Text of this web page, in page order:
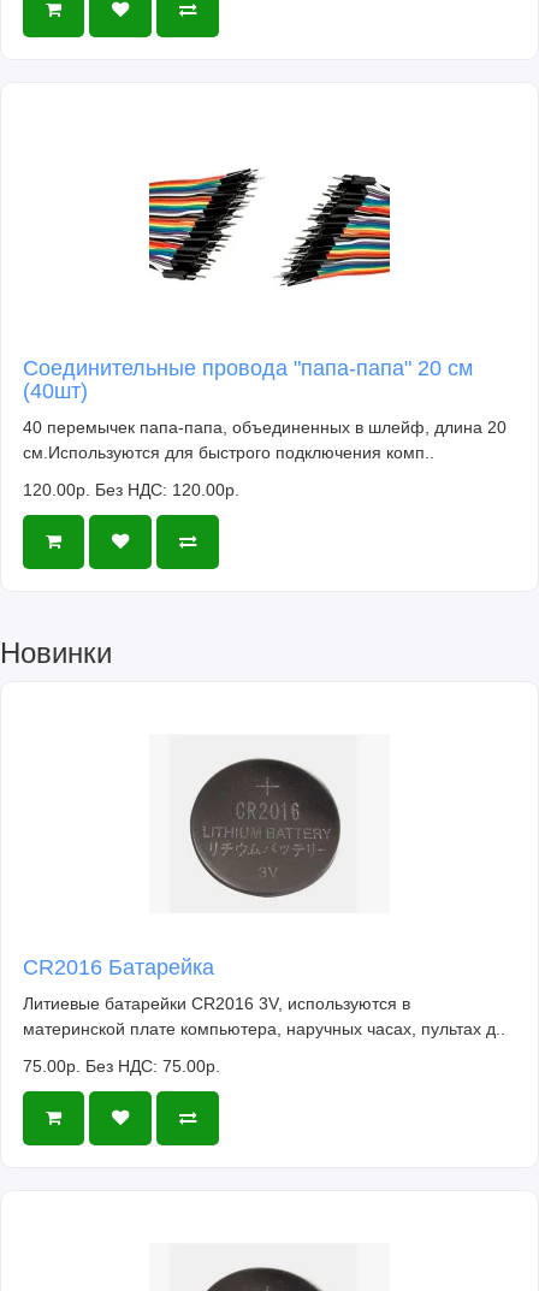
Соединительные провода "папа-папа" 20 см
(40шт)
40 перемычек папа-папа, объединенных в шлейф, длина 20
см.Используются для быстрого подключения комп..
120.00р. Без НДС: 120.00р.
Новинки
CR2016 Батарейка
Литиевые батарейки CR2016 3V, используются в
материнской плате компьютера, наручных часах, пультах д..
75.00р. Без НДС: 75.00р.